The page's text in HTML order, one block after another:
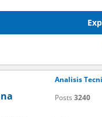
siendo más
Pivot, las
Resistencia 3
1, el
de continuar
Average (línea
de la Media
Analisis
Posts 3240